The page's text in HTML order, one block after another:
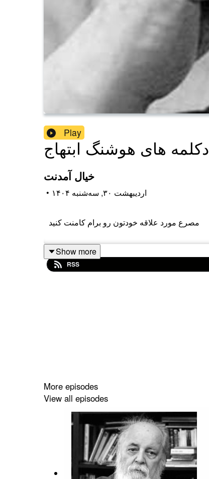
Play
دکلمه های هوشنگ ابتهاج
خیال آمدنت
• ۱۴۰۴ اردیبهشت ۳۰, سه‌شنبه
مصرع مورد علاقه خودتون رو برام کامنت کنید
Show more
RSS
More episodes
View all episodes